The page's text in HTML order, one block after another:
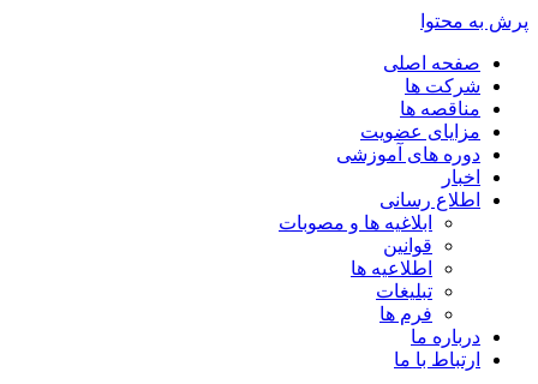
پرش به محتوا
صفحه اصلی
شرکت ها
مناقصه ها
مزایای عضویت
دوره های آموزشی
اخبار
اطلاع رسانی
ابلاغیه ها و مصوبات
قوانین
اطلاعیه ها
تبلیغات
فرم ها
درباره ما
ارتباط با ما